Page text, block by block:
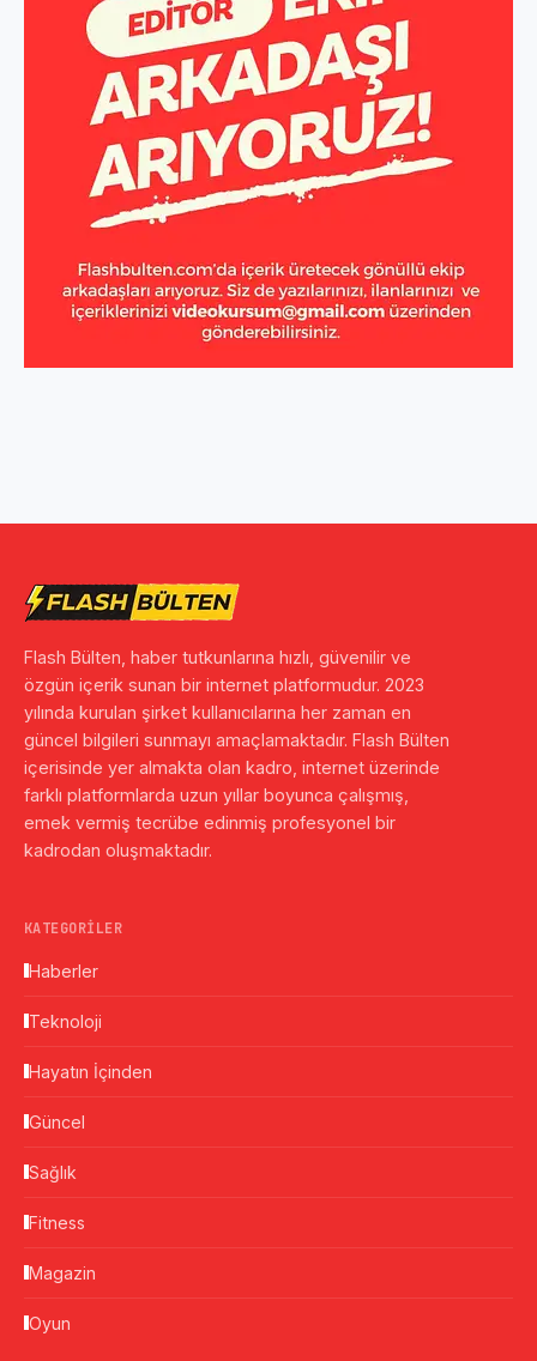
Flash Bülten, haber tutkunlarına hızlı, güvenilir ve
özgün içerik sunan bir internet platformudur. 2023
yılında kurulan şirket kullanıcılarına her zaman en
güncel bilgileri sunmayı amaçlamaktadır. Flash Bülten
içerisinde yer almakta olan kadro, internet üzerinde
farklı platformlarda uzun yıllar boyunca çalışmış,
emek vermiş tecrübe edinmiş profesyonel bir
kadrodan oluşmaktadır.
KATEGORILER
Haberler
Teknoloji
Hayatın İçinden
Güncel
Sağlık
Fitness
Magazin
Oyun